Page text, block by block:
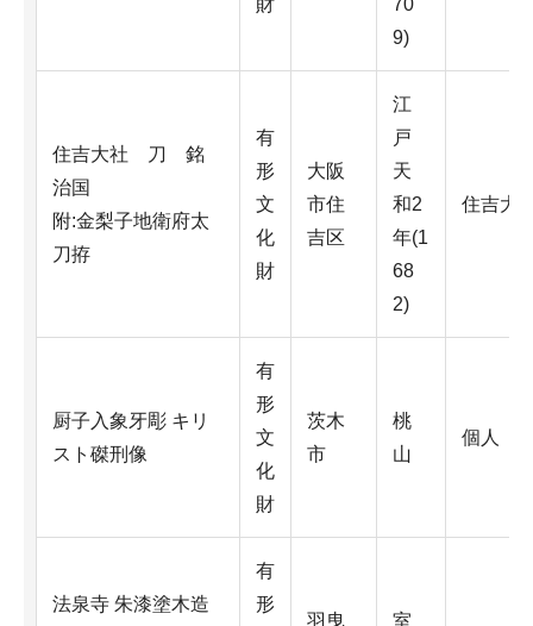
財
70
9)
住吉大社 刀 銘
治国
附:金梨子地衛府太
刀拵
有
形
文
化
財
大阪
市住
吉区
江
戸
天
和2
年(1
68
2)
住吉大
厨子入象牙彫 キリ
スト磔刑像
有
形
文
化
財
茨木
市
桃
山
個人
法泉寺 朱漆塗木造
有
形
羽曳
室